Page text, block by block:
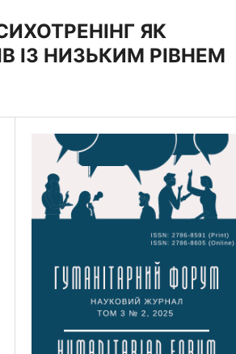
ЯК
ІЗ НИЗЬКИМ РІВНЕМ